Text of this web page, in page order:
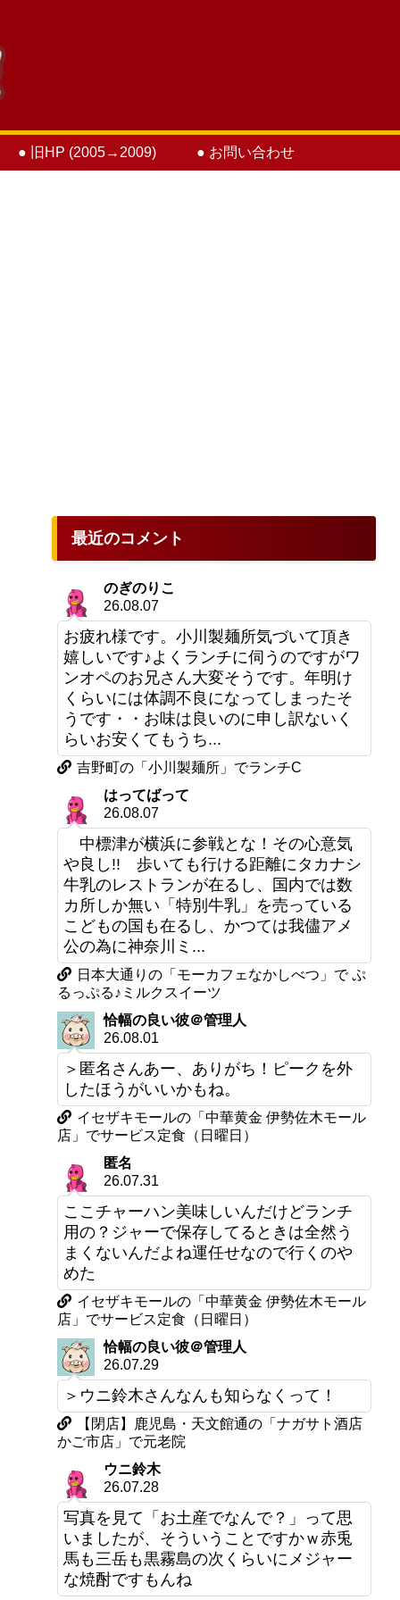
● 旧HP (2005→2009) ● お問い合わせ
最近のコメント
のぎのりこ
26.08.07
お疲れ様です。小川製麺所気づいて頂き
嬉しいです♪よくランチに伺うのですがワ
ンオペのお兄さん大変そうです。年明け
くらいには体調不良になってしまったそ
うです・・お味は良いのに申し訳ないく
らいお安くてもうち...
吉野町の「小川製麺所」でランチC
はってばって
26.08.07
中標津が横浜に参戦とな！その心意気
や良し!! 歩いても行ける距離にタカナシ
牛乳のレストランが在るし、国内では数
カ所しか無い「特別牛乳」を売っている
こどもの国も在るし、かつては我儘アメ
公の為に神奈川ミ...
日本大通りの「モーカフェなかしべつ」で ぷ
るっぷる♪ミルクスイーツ
恰幅の良い彼＠管理人
26.08.01
＞匿名さんあー、ありがち！ピークを外
したほうがいいかもね。
イセザキモールの「中華黄金 伊勢佐木モール
店」でサービス定食（日曜日）
匿名
26.07.31
ここチャーハン美味しいんだけどランチ
用の？ジャーで保存してるときは全然う
まくないんだよね運任せなので行くのや
めた
イセザキモールの「中華黄金 伊勢佐木モール
店」でサービス定食（日曜日）
恰幅の良い彼＠管理人
26.07.29
＞ウニ鈴木さんなんも知らなくって！
【閉店】鹿児島・天文館通の「ナガサト酒店
かご市店」で元老院
ウニ鈴木
26.07.28
写真を見て「お土産でなんで？」って思
いましたが、そういうことですかｗ赤兎
馬も三岳も黒霧島の次くらいにメジャー
な焼酎ですもんね